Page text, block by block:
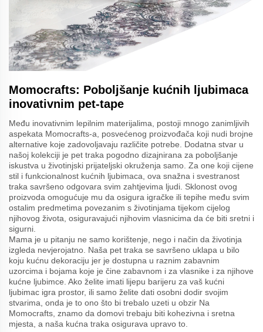
Momocrafts: Poboljšanje kućnih ljubimaca
inovativnim pet-tape
Među inovativnim lepilnim materijalima, postoji mnogo zanimljivih
aspekata Momocrafts-a, posvećenog proizvođača koji nudi brojne
alternative koje zadovoljavaju različite potrebe. Dodatna stvar u
našoj kolekciji je pet traka pogodno dizajnirana za poboljšanje
iskustva u životinjski prijateljski okruženja samo. Za one koji cijene
stil i funkcionalnost kućnih ljubimaca, ova snažna i svestranost
traka savršeno odgovara svim zahtjevima ljudi. Sklonost ovog
proizvoda omogućuje mu da osigura igračke ili tepihe među svim
ostalim predmetima povezanim s životinjama tijekom cijelog
njihovog života, osiguravajući njihovim vlasnicima da će biti sretni i
sigurni.
Mama je u pitanju ne samo korištenje, nego i način da životinja
izgleda nevjerojatno. Naša pet traka se savršeno uklapa u bilo
koju kućnu dekoraciju jer je dostupna u raznim zabavnim
uzorcima i bojama koje je čine zabavnom i za vlasnike i za njihove
kućne ljubimce. Ako želite imati lijepu barijeru za vaš kućni
ljubimac igra prostor, ili samo želite dati osobni dodir svojim
stvarima, onda je to ono što bi trebalo uzeti u obzir Na
Momocrafts, znamo da domovi trebaju biti kohezivna i sretna
mjesta, a naša kućna traka osigurava upravo to.